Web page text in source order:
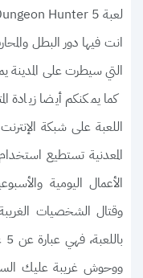
انت فيها دور البطل
التي سيطرت على المدينة
كما يمكنكم أيضا زيادة
اللعبة على شبكة
المعدنية تستطيع استخدام
الأعمال اليومية
وقتال الشخصيات
ووحوش غريبة عليك السفر